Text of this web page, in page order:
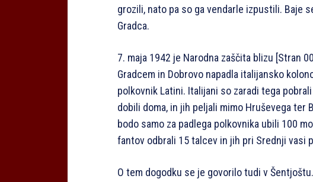
grozili, nato pa so ga vendarle izpustili. Baje
Gradca.
7. maja 1942 je Narodna zaščita blizu [Stran
Gradcem in Dobrovo napadla italijansko
polkovnik Latini. Italijani so zaradi tega
dobili doma, in jih peljali mimo Hruševega ter
bodo samo za padlega polkovnika ubili 100
fantov odbrali 15 talcev in jih pri Srednji vasi
O tem dogodku se je govorilo tudi v